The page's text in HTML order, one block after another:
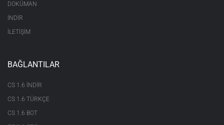
DOKÜMAN
İNDİR
İLETİŞİM
BAĞLANTILAR
CS 1.6 INDIR
CS 1.6 TÜRKÇE
CS 1.6 BOT